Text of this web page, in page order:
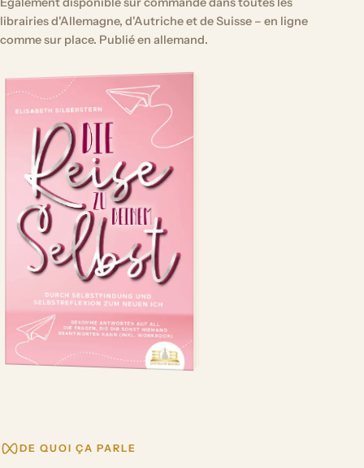
librairies d'Allemagne, d'Autriche et de Suisse – en ligne
comme sur place. Publié en allemand.
DE QUOI ÇA PARLE